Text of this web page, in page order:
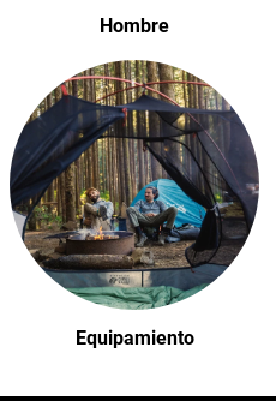
Hombre
Equipamiento